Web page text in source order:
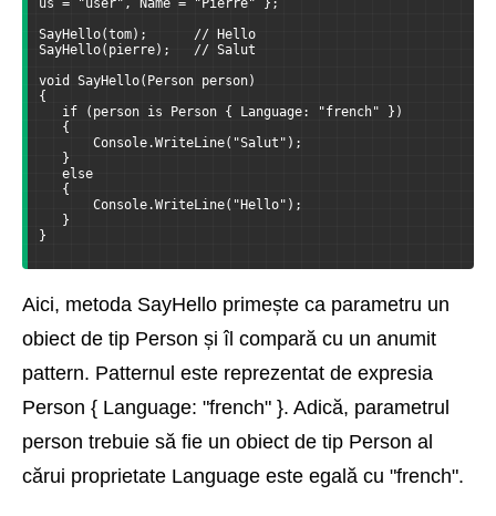
us = "user", Name = "Pierre" };
SayHello(tom);      // Hello
SayHello(pierre);   // Salut
void SayHello(Person person)
{
if (person is Person { Language: "french" })
{
Console.WriteLine("Salut");
}
else
{
Console.WriteLine("Hello");
}
}
Aici, metoda SayHello primește ca parametru un
obiect de tip Person și îl compară cu un anumit
pattern. Patternul este reprezentat de expresia
Person { Language: "french" }. Adică, parametrul
person trebuie să fie un obiect de tip Person al
cărui proprietate Language este egală cu "french".